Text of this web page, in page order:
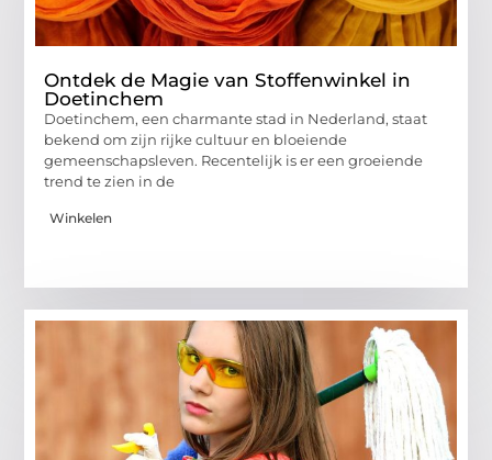
Ontdek de Magie van Stoffenwinkel in
Doetinchem
Doetinchem, een charmante stad in Nederland, staat
bekend om zijn rijke cultuur en bloeiende
gemeenschapsleven. Recentelijk is er een groeiende
trend te zien in de
Winkelen